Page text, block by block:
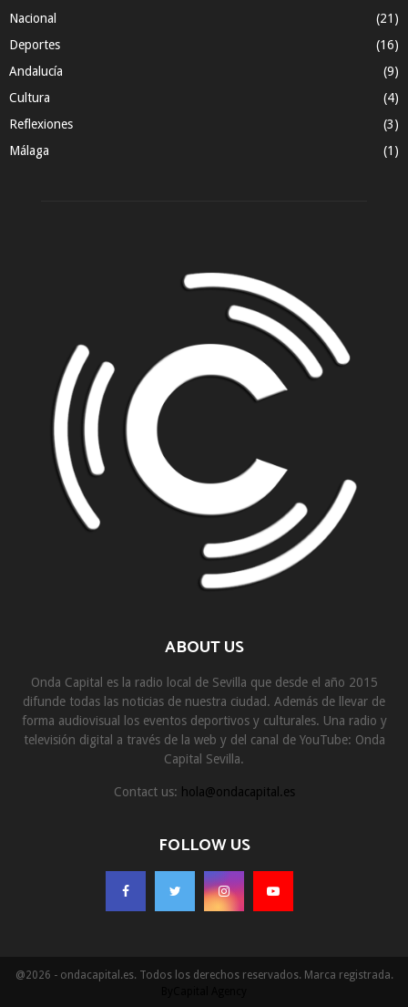
Nacional
(21)
Deportes
(16)
Andalucía
(9)
Cultura
(4)
Reflexiones
(3)
Málaga
(1)
ABOUT US
Onda Capital es la radio local de Sevilla que desde el año 2015
difunde todas las noticias de nuestra ciudad. Además de llevar de
forma audiovisual los eventos deportivos y culturales. Una radio y
televisión digital a través de la web y del canal de YouTube: Onda
Capital Sevilla.
Contact us: hola@ondacapital.es
FOLLOW US
@2026 - ondacapital.es. Todos los derechos reservados. Marca registrada.